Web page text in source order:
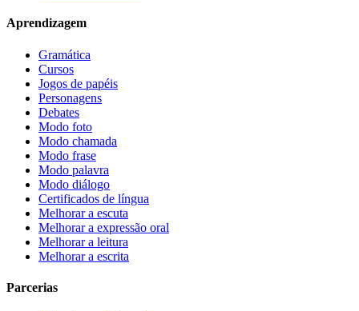
Aprendizagem
Gramática
Cursos
Jogos de papéis
Personagens
Debates
Modo foto
Modo chamada
Modo frase
Modo palavra
Modo diálogo
Certificados de língua
Melhorar a escuta
Melhorar a expressão oral
Melhorar a leitura
Melhorar a escrita
Parcerias